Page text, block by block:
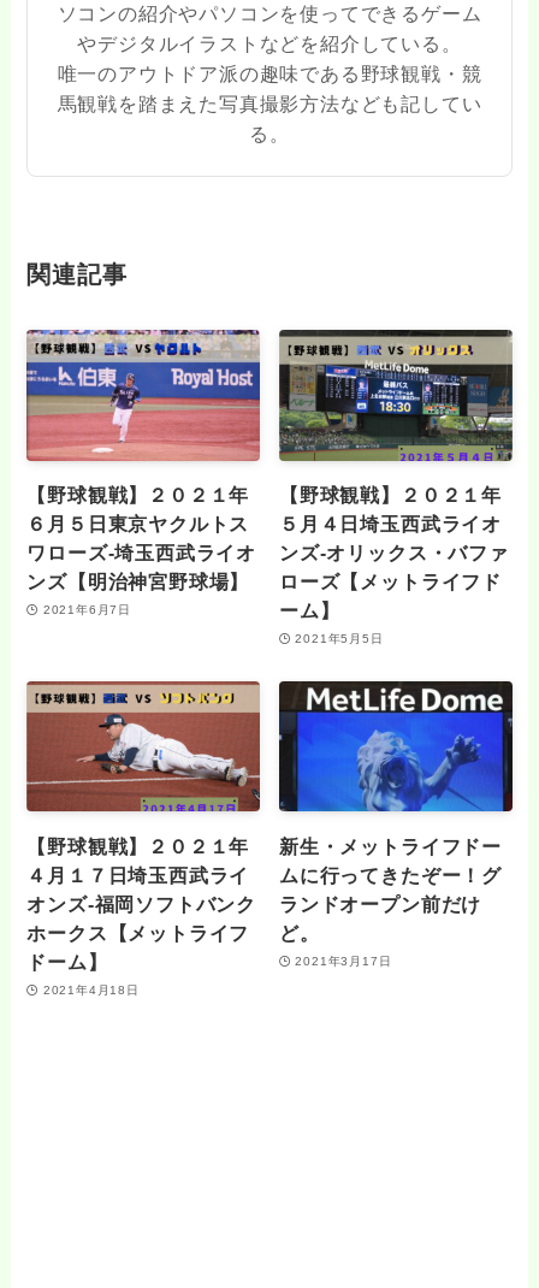
ソコンの紹介やパソコンを使ってできるゲーム
やデジタルイラストなどを紹介している。
唯一のアウトドア派の趣味である野球観戦・競
馬観戦を踏まえた写真撮影方法なども記してい
る。
関連記事
【野球観戦】２０２１年
６月５日東京ヤクルトス
ワローズ‐埼玉西武ライオ
ンズ【明治神宮野球場】
2021年6月7日
【野球観戦】２０２１年
５月４日埼玉西武ライオ
ンズ‐オリックス・バファ
ローズ【メットライフド
ーム】
2021年5月5日
【野球観戦】２０２１年
４月１７日埼玉西武ライ
オンズ‐福岡ソフトバンク
ホークス【メットライフ
ドーム】
2021年4月18日
新生・メットライフドー
ムに行ってきたぞー！グ
ランドオープン前だけ
ど。
2021年3月17日